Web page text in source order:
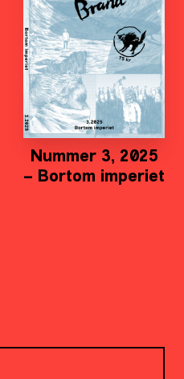
Nummer 3, 2025
– Bortom imperiet